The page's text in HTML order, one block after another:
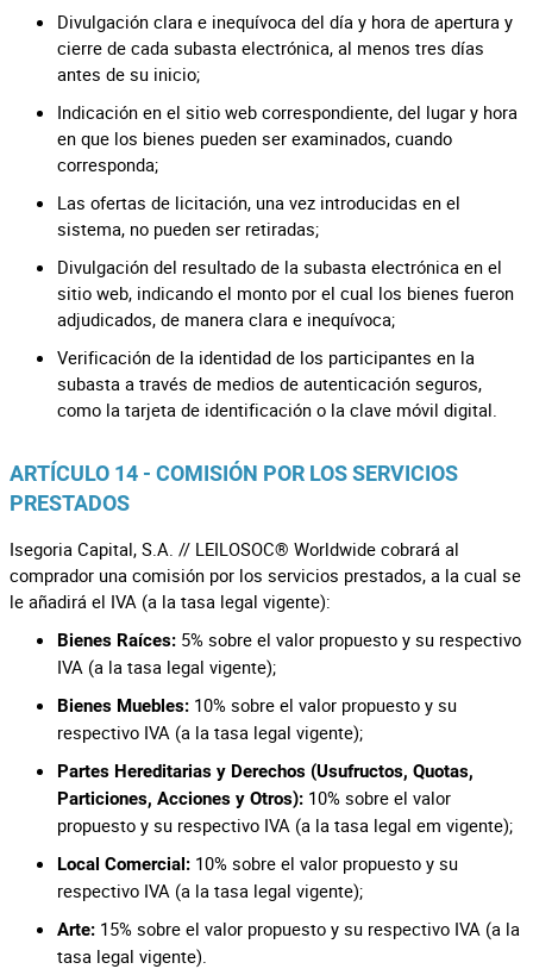
Divulgación clara e inequívoca del día y hora de apertura y
cierre de cada subasta electrónica, al menos tres días
antes de su inicio;
Indicación en el sitio web correspondiente, del lugar y hora
en que los bienes pueden ser examinados, cuando
corresponda;
Las ofertas de licitación, una vez introducidas en el
sistema, no pueden ser retiradas;
Divulgación del resultado de la subasta electrónica en el
sitio web, indicando el monto por el cual los bienes fueron
adjudicados, de manera clara e inequívoca;
Verificación de la identidad de los participantes en la
subasta a través de medios de autenticación seguros,
como la tarjeta de identificación o la clave móvil digital.
ARTÍCULO 14 - COMISIÓN POR LOS SERVICIOS
PRESTADOS
Isegoria Capital, S.A. // LEILOSOC® Worldwide cobrará al
comprador una comisión por los servicios prestados, a la cual se
le añadirá el IVA (a la tasa legal vigente):
Bienes Raíces: 5% sobre el valor propuesto y su respectivo
IVA (a la tasa legal vigente);
Bienes Muebles: 10% sobre el valor propuesto y su
respectivo IVA (a la tasa legal vigente);
Partes Hereditarias y Derechos (Usufructos, Quotas,
Particiones, Acciones y Otros): 10% sobre el valor
propuesto y su respectivo IVA (a la tasa legal em vigente);
Local Comercial: 10% sobre el valor propuesto y su
respectivo IVA (a la tasa legal vigente);
Arte: 15% sobre el valor propuesto y su respectivo IVA (a la
tasa legal vigente).